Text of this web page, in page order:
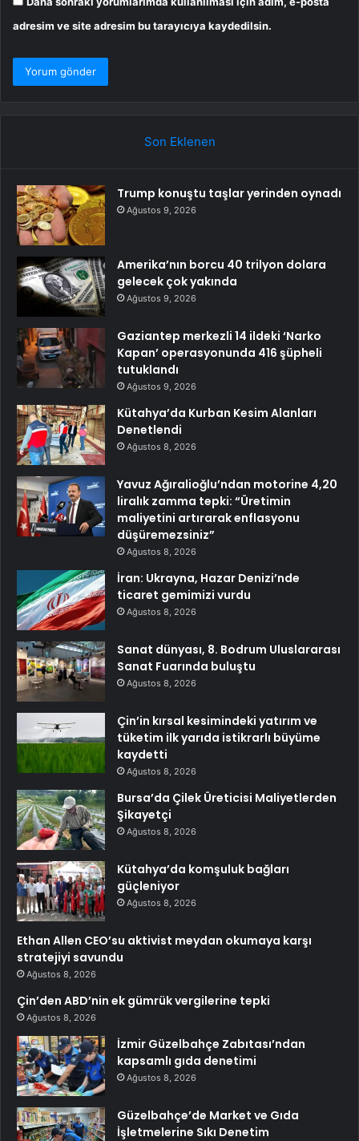
adresim ve site adresim bu tarayıcıya kaydedilsin.
Son Eklenen
Trump konuştu taşlar yerinden oynadı
Ağustos 9, 2026
Amerika’nın borcu 40 trilyon dolara
gelecek çok yakında
Ağustos 9, 2026
Gaziantep merkezli 14 ildeki ‘Narko
Kapan’ operasyonunda 416 şüpheli
tutuklandı
Ağustos 9, 2026
Kütahya’da Kurban Kesim Alanları
Denetlendi
Ağustos 8, 2026
Yavuz Ağıralioğlu’ndan motorine 4,20
liralık zamma tepki: “Üretimin
maliyetini artırarak enflasyonu
düşüremezsiniz”
Ağustos 8, 2026
İran: Ukrayna, Hazar Denizi’nde
ticaret gemimizi vurdu
Ağustos 8, 2026
Sanat dünyası, 8. Bodrum Uluslararası
Sanat Fuarında buluştu
Ağustos 8, 2026
Çin’in kırsal kesimindeki yatırım ve
tüketim ilk yarıda istikrarlı büyüme
kaydetti
Ağustos 8, 2026
Bursa’da Çilek Üreticisi Maliyetlerden
Şikayetçi
Ağustos 8, 2026
Kütahya’da komşuluk bağları
güçleniyor
Ağustos 8, 2026
Ethan Allen CEO’su aktivist meydan okumaya karşı
stratejiyi savundu
Ağustos 8, 2026
Çin’den ABD’nin ek gümrük vergilerine tepki
Ağustos 8, 2026
İzmir Güzelbahçe Zabıtası’ndan
kapsamlı gıda denetimi
Ağustos 8, 2026
Güzelbahçe’de Market ve Gıda
İşletmelerine Sıkı Denetim